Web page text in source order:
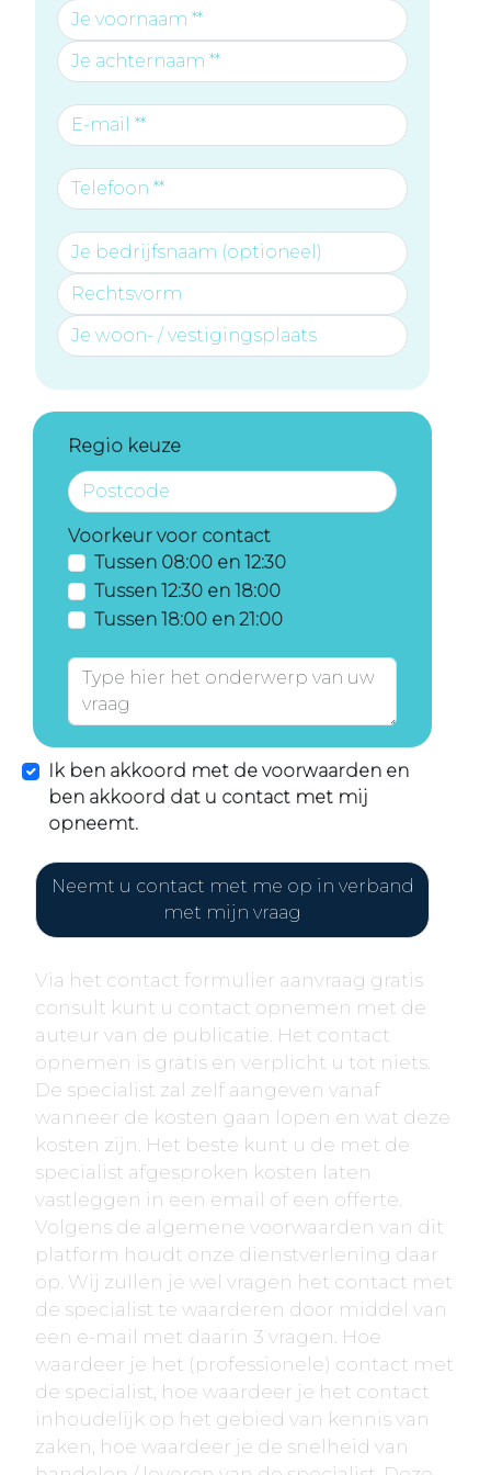
Regio keuze
Voorkeur voor contact
Tussen 08:00 en 12:30
Tussen 12:30 en 18:00
Tussen 18:00 en 21:00
Ik ben akkoord met de voorwaarden en
ben akkoord dat u contact met mij
opneemt.
Neemt u contact met me op in verband
met mijn vraag
Via het contact formulier aanvraag gratis
consult kunt u contact opnemen met de
auteur van de publicatie. Het contact
opnemen is gratis en verplicht u tot niets.
De specialist zal zelf aangeven vanaf
wanneer de kosten gaan lopen en wat deze
kosten zijn. Het beste kunt u de met de
specialist afgesproken kosten laten
vastleggen in een email of een offerte.
Volgens de algemene voorwaarden van dit
platform houdt onze dienstverlening daar
op. Wij zullen je wel vragen het contact met
de specialist te waarderen door middel van
een e-mail met daarin 3 vragen. Hoe
waardeer je het (professionele) contact met
de specialist, hoe waardeer je het contact
inhoudelijk op het gebied van kennis van
zaken, hoe waardeer je de snelheid van